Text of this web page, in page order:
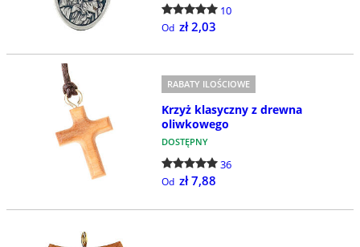
10
Od zł 2,03
RABATY ILOŚCIOWE
Krzyż klasyczny z drewna
oliwkowego
DOSTĘPNY
36
Od zł 7,88